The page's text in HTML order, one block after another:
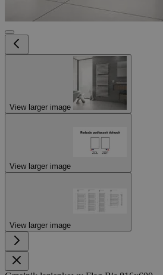
View larger image
View larger image
View larger image